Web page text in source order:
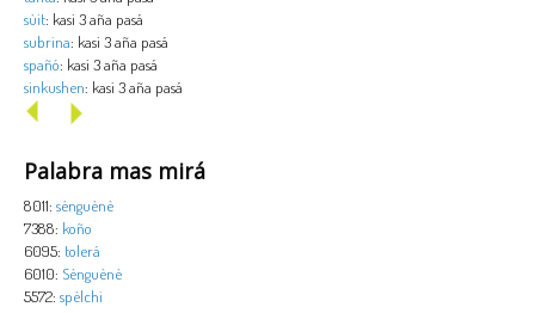
sùit: kasi 3 aña pasá
subrina: kasi 3 aña pasá
spañó: kasi 3 aña pasá
sinkushen: kasi 3 aña pasá
Palabra mas mirá
8011: sènguènè
7388: koño
6095: tolerá
6010: Sènguènè
5572: spèlchi